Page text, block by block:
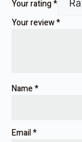
Your rating*
Your review*
Name*
Email*